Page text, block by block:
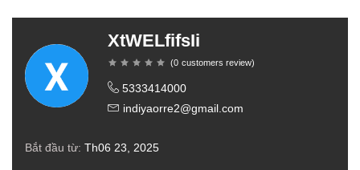
XtWELfifsIi
(0 customers review)
5333414000
indiyaorre2@gmail.com
Bắt đầu từ: Th06 23, 2025